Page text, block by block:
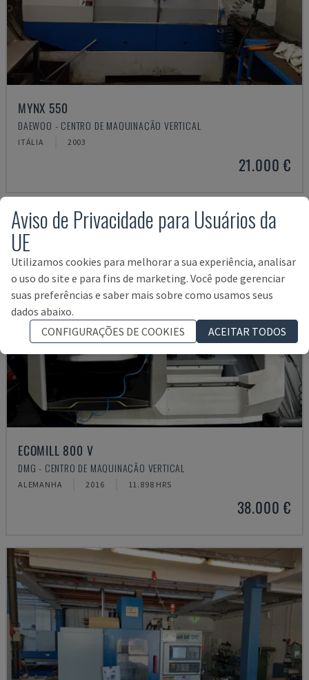
MYNX 550
DAEWOO - CENTRO DE MAQUINAÇÃO VERTICAL
ITÁLIA 2003
21.000 €
ECOMILL 800 V
DMG - CENTRO DE MAQUINAÇÃO VERTICAL
ALEMANHA 2016 11.898 HRS
38.000 €
Aviso de Privacidade para Usuários da
UE
Utilizamos cookies para melhorar a sua experiência, analisar
o uso do site e para fins de marketing. Você pode gerenciar
suas preferências e saber mais sobre como usamos seus
dados abaixo.
CONFIGURAÇÕES DE COOKIES
ACEITAR TODOS